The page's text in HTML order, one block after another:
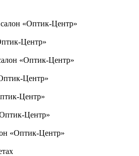
«Оптик-Центр»
Центр»
«Оптик-Центр»
Центр»
Центр»
Центр»
«Оптик-Центр»